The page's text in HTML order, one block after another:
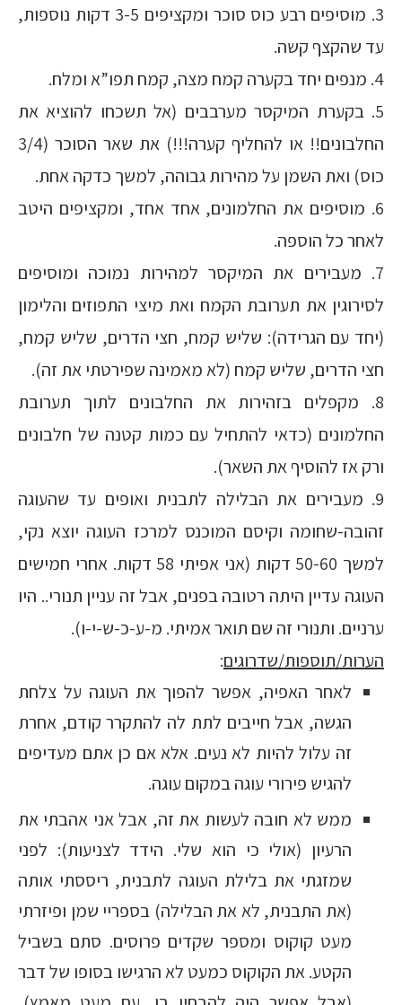
3. מוסיפים רבע כוס סוכר ומקציפים 3-5 דקות נוספות,
עד שהקצף קשה.
4. מנפים יחד בקערה קמח מצה, קמח תפו”א ומלח.
5. בקערת המיקסר מערבבים (אל תשכחו להוציא את
החלבונים!! או להחליף קערה!!!) את שאר הסוכר (3/4
כוס) ואת השמן על מהירות גבוהה, למשך כדקה אחת.
6. מוסיפים את החלמונים, אחד אחד, ומקציפים היטב
לאחר כל הוספה.
7. מעבירים את המיקסר למהירות נמוכה ומוסיפים
לסירוגין את תערובת הקמח ואת מיצי התפוזים והלימון
(יחד עם הגרידה): שליש קמח, חצי הדרים, שליש קמח,
חצי הדרים, שליש קמח (לא מאמינה שפירטתי את זה).
8. מקפלים בזהירות את החלבונים לתוך תערובת
החלמונים (כדאי להתחיל עם כמות קטנה של חלבונים
ורק אז להוסיף את השאר).
9. מעבירים את הבלילה לתבנית ואופים עד שהעוגה
זהובה-שחומה וקיסם המוכנס למרכז העוגה יוצא נקי,
למשך 50-60 דקות (אני אפיתי 58 דקות. אחרי חמישים
העוגה עדיין היתה רטובה בפנים, אבל זה עניין תנורי.. היו
ערניים. ותנורי זה שם תואר אמיתי. מ-ע-כ-ש-י-ו).
הערות/תוספות/שדרוגים:
לאחר האפיה, אפשר להפוך את העוגה על צלחת
הגשה, אבל חייבים לתת לה להתקרר קודם, אחרת
זה עלול להיות לא נעים. אלא אם כן אתם מעדיפים
להגיש פירורי עוגה במקום עוגה.
ממש לא חובה לעשות את זה, אבל אני אהבתי את
הרעיון (אולי כי הוא שלי. הידד לצניעות): לפני
שמזגתי את בלילת העוגה לתבנית, ריססתי אותה
(את התבנית, לא את הבלילה) בספריי שמן ופיזרתי
מעט קוקוס ומספר שקדים פרוסים. סתם בשביל
הקטע. את הקוקוס כמעט לא הרגישו בסופו של דבר